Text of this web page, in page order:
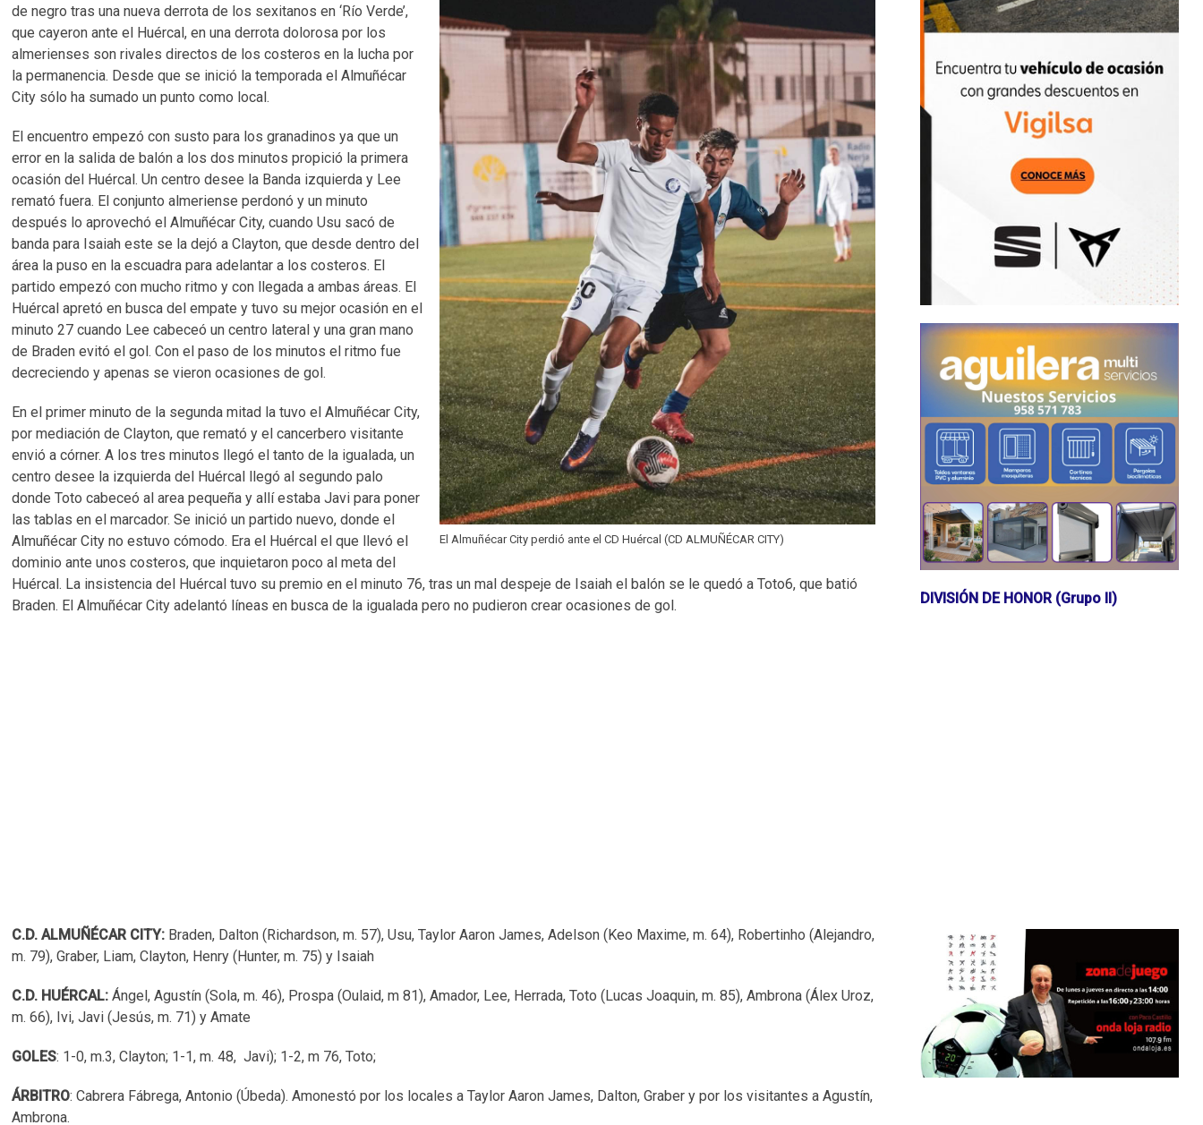
El Almuñécar City perdió ante el CD Huércal (CD ALMUÑÉCAR CITY)
de negro tras una nueva derrota de los sexitanos en ‘Río Verde’,
que cayeron ante el Huércal, en una derrota dolorosa por los
almerienses son rivales directos de los costeros en la lucha por
la permanencia. Desde que se inició la temporada el Almuñécar
City sólo ha sumado un punto como local.
El encuentro empezó con susto para los granadinos ya que un
error en la salida de balón a los dos minutos propició la primera
ocasión del Huércal. Un centro desee la Banda izquierda y Lee
remató fuera. El conjunto almeriense perdonó y un minuto
después lo aprovechó el Almuñécar City, cuando Usu sacó de
banda para Isaiah este se la dejó a Clayton, que desde dentro del
área la puso en la escuadra para adelantar a los costeros. El
partido empezó con mucho ritmo y con llegada a ambas áreas. El
Huércal apretó en busca del empate y tuvo su mejor ocasión en el
minuto 27 cuando Lee cabeceó un centro lateral y una gran mano
de Braden evitó el gol. Con el paso de los minutos el ritmo fue
decreciendo y apenas se vieron ocasiones de gol.
En el primer minuto de la segunda mitad la tuvo el Almuñécar City,
por mediación de Clayton, que remató y el cancerbero visitante
envió a córner. A los tres minutos llegó el tanto de la igualada, un
centro desee la izquierda del Huércal llegó al segundo palo
donde Toto cabeceó al area pequeña y allí estaba Javi para poner
las tablas en el marcador. Se inició un partido nuevo, donde el
Almuñécar City no estuvo cómodo. Era el Huércal el que llevó el
dominio ante unos costeros, que inquietaron poco al meta del
Huércal. La insistencia del Huércal tuvo su premio en el minuto 76, tras un mal despeje de Isaiah el balón se le quedó a Toto6, que batió
Braden. El Almuñécar City adelantó líneas en busca de la igualada pero no pudieron crear ocasiones de gol.
C.D. ALMUÑÉCAR CITY: Braden, Dalton (Richardson, m. 57), Usu, Taylor Aaron James, Adelson (Keo Maxime, m. 64), Robertinho (Alejandro,
m. 79), Graber, Liam, Clayton, Henry (Hunter, m. 75) y Isaiah
C.D. HUÉRCAL:Ángel, Agustín (Sola, m. 46), Prospa (Oulaid, m 81), Amador, Lee, Herrada, Toto (Lucas Joaquin, m. 85), Ambrona (Álex Uroz,
m. 66), Ivi, Javi (Jesús, m. 71) y Amate
GOLES: 1-0, m.3, Clayton; 1-1, m. 48, Javi); 1-2, m 76, Toto;
ÁRBITRO: Cabrera Fábrega, Antonio (Úbeda). Amonestó por los locales a Taylor Aaron James, Dalton, Graber y por los visitantes a Agustín,
Ambrona.
DIVISIÓN DE HONOR (Grupo II)